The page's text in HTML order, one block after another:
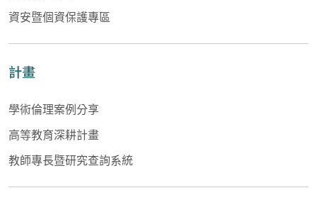
資安暨個資保護專區
計畫
學術倫理案例分享
高等教育深耕計畫
教師專長暨研究查詢系統